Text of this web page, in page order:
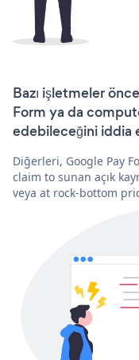
Bazı işletmeler
Form ya da
edebileceğini iddia
Diğerleri, Google Pay
claim to sunan açık
veya at rock-bottom